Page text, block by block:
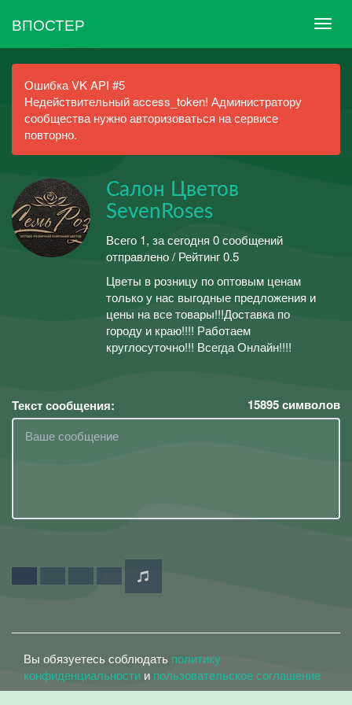
ВПОСТЕР
Ошибка VK API #5
Недействительный access_token! Администратору
сообщества нужно авторизоваться на сервисе
повторно.
Салон Цветов
SevenRoses
Всего 1, за сегодня 0 сообщений
отправлено / Рейтинг 0.5
Цветы в розницу по оптовым ценам
только у нас выгодные предложения и
цены на все товары!!!Доставка по
городу и краю!!!! Работаем
круглосуточно!!! Всегда Онлайн!!!!
Текст сообщения: 15895символов
Вы обязуетесь соблюдать политику
конфиденциальности и пользовательское соглашение